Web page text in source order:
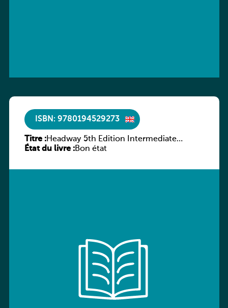
ISBN: 9780194529273
Titre :Headway 5th Edition Intermediate
Culture and Literature Companion
État du livre :Bon état